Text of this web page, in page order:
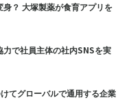
？ 大塚製薬が食育アプリを
力で社員主体の社内SNSを実
てグローバルで通用する企業